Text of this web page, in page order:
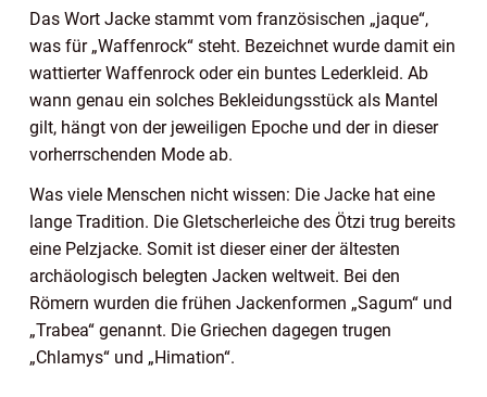
Das Wort Jacke stammt vom französischen „jaque“,
was für „Waffenrock“ steht. Bezeichnet wurde damit ein
wattierter Waffenrock oder ein buntes Lederkleid. Ab
wann genau ein solches Bekleidungsstück als Mantel
gilt, hängt von der jeweiligen Epoche und der in dieser
vorherrschenden Mode ab.
Was viele Menschen nicht wissen: Die Jacke hat eine
lange Tradition. Die Gletscherleiche des Ötzi trug bereits
eine Pelzjacke. Somit ist dieser einer der ältesten
archäologisch belegten Jacken weltweit. Bei den
Römern wurden die frühen Jackenformen „Sagum“ und
„Trabea“ genannt. Die Griechen dagegen trugen
„Chlamys“ und „Himation“.